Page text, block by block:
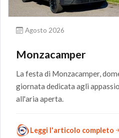
Agosto 2026
Monzacamper
La festa di Monzacamper,
giornata dedicata agli
all'aria aperta.
Leggi l'articolo completo